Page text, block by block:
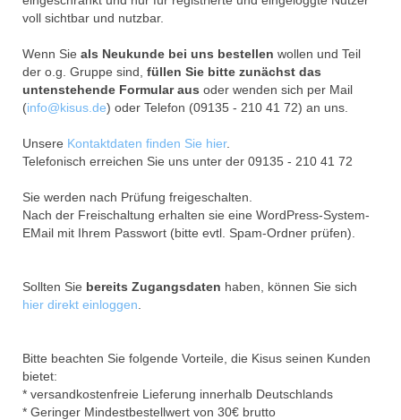
voll sichtbar und nutzbar.
Wenn Sie als Neukunde bei uns bestellen wollen und Teil
der o.g. Gruppe sind, füllen Sie bitte zunächst das
untenstehende Formular aus oder wenden sich per Mail
(info@kisus.de) oder Telefon (09135 - 210 41 72) an uns.
Unsere Kontaktdaten finden Sie hier.
Telefonisch erreichen Sie uns unter der 09135 - 210 41 72
Sie werden nach Prüfung freigeschalten.
Nach der Freischaltung erhalten sie eine WordPress-System-
EMail mit Ihrem Passwort (bitte evtl. Spam-Ordner prüfen).
Sollten Sie bereits Zugangsdaten haben, können Sie sich
hier direkt einloggen
Bitte beachten Sie folgende Vorteile, die Kisus seinen Kunden
bietet:
* versandkostenfreie Lieferung innerhalb Deutschlands
* Geringer Mindestbestellwert von 30€ brutto